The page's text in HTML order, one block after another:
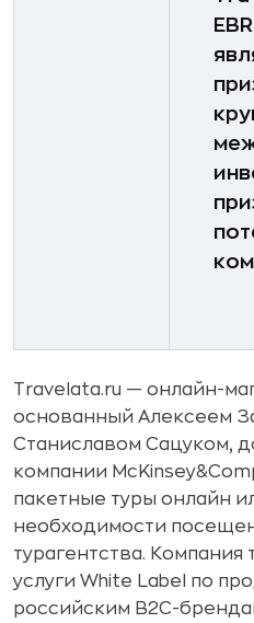
Travelata.ru — онлайн-
основанный Алексеем
Станиславом Сацуком,
компании
пакетные туры онлайн
необходимости
турагентства.
услуги White Label по
российским B2C-